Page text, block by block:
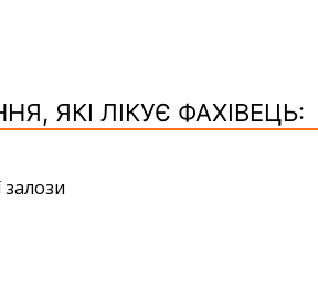
ЯКІ ЛІКУЄ ФАХІВЕЦЬ: